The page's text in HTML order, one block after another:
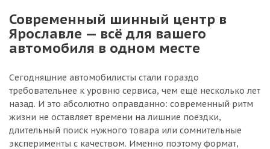
Современный шинный центр в
Ярославле — всё для вашего
автомобиля в одном месте
Сегодняшние автомобилисты стали гораздо
требовательнее к уровню сервиса, чем ещё несколько лет
назад. И это абсолютно оправданно: современный ритм
жизни не оставляет времени на лишние поездки,
длительный поиск нужного товара или сомнительные
эксперименты с качеством. Именно поэтому формат,